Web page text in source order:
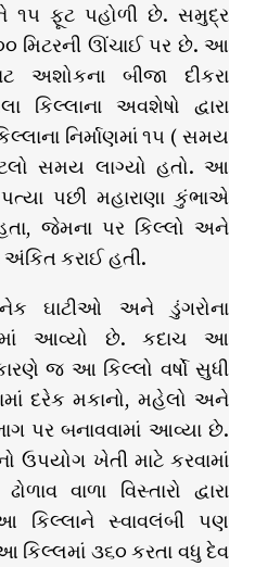
૧૫ ફૂટ પહોળી છે. સમુદ્ર
મિટરની ઊંચાઈ પર છે. આ
અશોકના બીજા દીકરા
કિલ્લાના અવશેષો દ્વારા
નિર્માણમાં ૧૫ ( સમય
સમય લાગ્યો હતો. આ
પત્યા પછી મહારાણા કુંભાએ
જેમના પર કિલ્લો અને
અંકિત કરાઈ હતી.
ઘાટીઓ અને ડુંગરોના
આવ્યો છે. કદાચ આ
જ આ કિલ્લો વર્ષો સુધી
દરેક મકાનો, મહેલો અને
પર બનાવવામાં આવ્યા છે.
ઉપયોગ ખેતી માટે કરવામાં
વાળા વિસ્તારો દ્વારા
કિલ્લાને સ્વાવલંબી પણ
કિલ્લમાં ૩૬૦ કરતા વધુ દેવ